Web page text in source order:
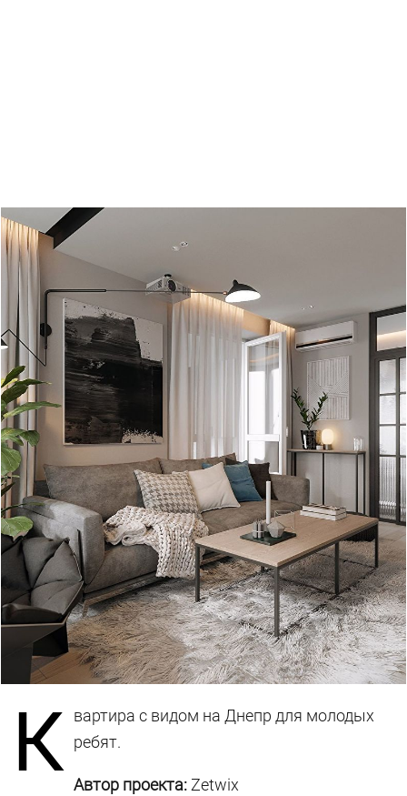
К вартира с видом на Днепр для молодых
ребят.
Автор проекта:Zetwix